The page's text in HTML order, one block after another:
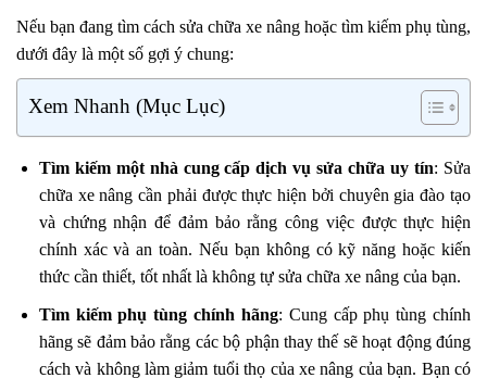
Nếu bạn đang tìm cách sửa chữa xe nâng hoặc tìm kiếm phụ tùng,
dưới đây là một số gợi ý chung:
Xem Nhanh (Mục Lục)
Tìm kiếm một nhà cung cấp dịch vụ sửa chữa uy tín: Sửa
chữa xe nâng cần phải được thực hiện bởi chuyên gia đào tạo
và chứng nhận để đảm bảo rằng công việc được thực hiện
chính xác và an toàn. Nếu bạn không có kỹ năng hoặc kiến
thức cần thiết, tốt nhất là không tự sửa chữa xe nâng của bạn.
Tìm kiếm phụ tùng chính hãng: Cung cấp phụ tùng chính
hãng sẽ đảm bảo rằng các bộ phận thay thế sẽ hoạt động đúng
cách và không làm giảm tuổi thọ của xe nâng của bạn. Bạn có